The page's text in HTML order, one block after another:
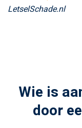
LetselSchade.nl
Wie is
door